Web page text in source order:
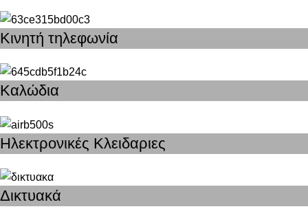
Κινητή τηλεφωνία
Καλώδια
Ηλεκτρονικές Κλειδαριες
Δικτυακά